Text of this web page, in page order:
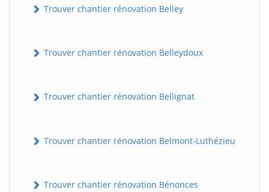
Trouver chantier rénovation Belley
Trouver chantier rénovation Belleydoux
Trouver chantier rénovation Bellignat
Trouver chantier rénovation Belmont-Luthézieu
Trouver chantier rénovation Bénonces